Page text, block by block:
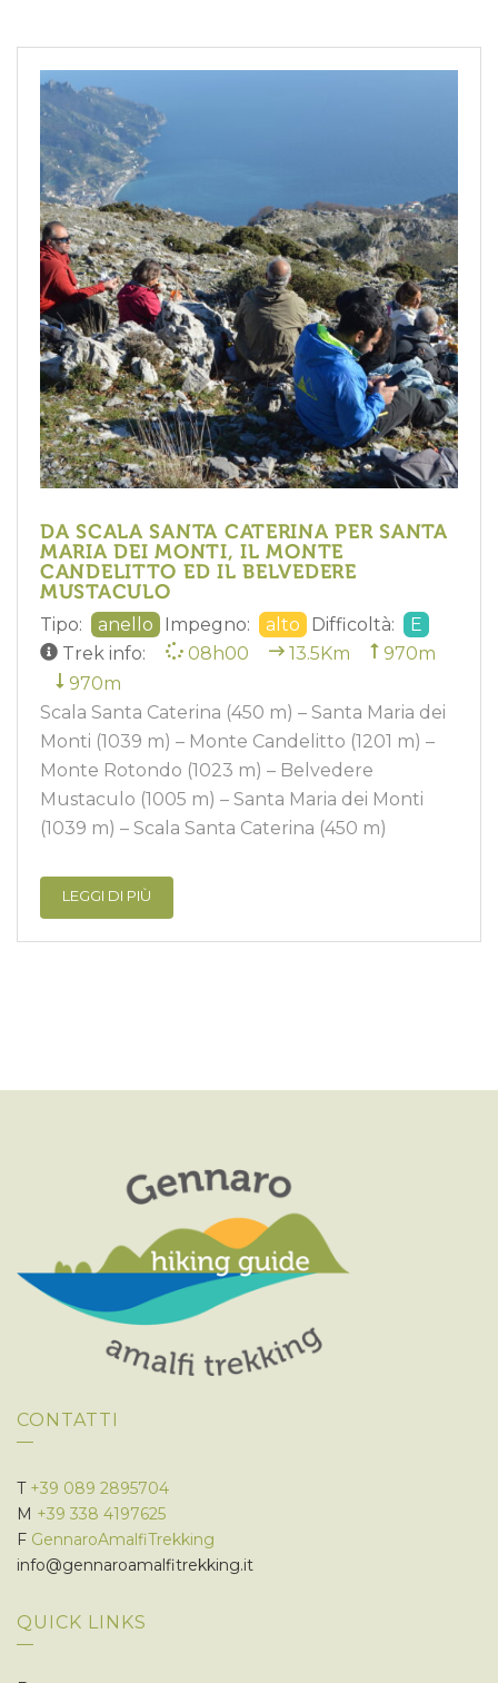
DA SCALA SANTA CATERINA PER SANTA
MARIA DEI MONTI, IL MONTE
CANDELITTO ED IL BELVEDERE
MUSTACULO
Tipo: anello Impegno: alto Difficoltà:
E
Trek info:
08h00 13.5Km
970m
970m
Scala Santa Caterina (450 m) – Santa Maria dei
Monti (1039 m) – Monte Candelitto (1201 m) –
Monte Rotondo (1023 m) – Belvedere
Mustaculo (1005 m) – Santa Maria dei Monti
(1039 m) – Scala Santa Caterina (450 m)
LEGGI DI PIÙ
CONTATTI
T +39 089 2895704
M +39 338 4197625
F GennaroAmalfiTrekking
info@gennaroamalfitrekking.it
QUICK LINKS